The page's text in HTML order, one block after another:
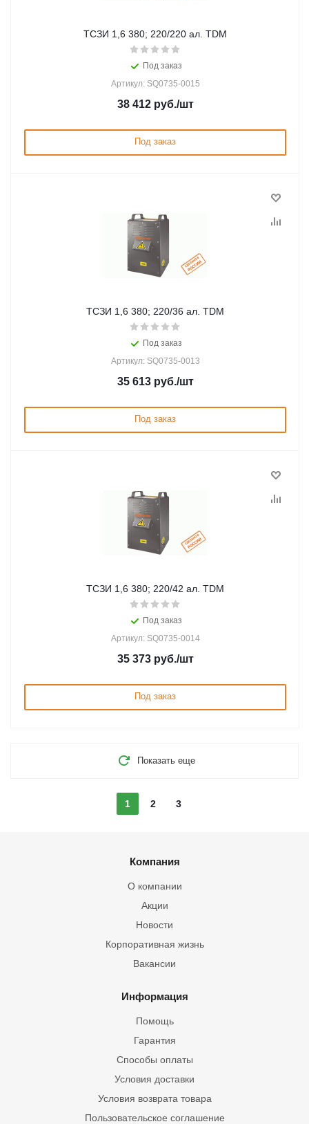
ТСЗИ 1,6 380; 220/220 ал. TDM
Под заказ
Артикул: SQ0735-0015
38 412руб./шт
Под заказ
ТСЗИ 1,6 380; 220/36 ал. TDM
Под заказ
Артикул: SQ0735-0013
35 613руб./шт
Под заказ
ТСЗИ 1,6 380; 220/42 ал. TDM
Под заказ
Артикул: SQ0735-0014
35 373руб./шт
Под заказ
Показать еще
1 2 3
Компания
О компании
Акции
Новости
Корпоративная жизнь
Вакансии
Информация
Помощь
Гарантия
Способы оплаты
Условия доставки
Условия возврата товара
Пользовательское соглашение